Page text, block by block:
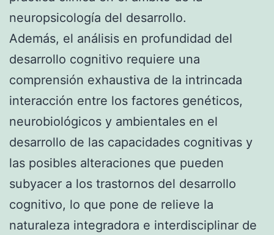
neuropsicología del desarrollo.
Además, el análisis en profundidad del
desarrollo cognitivo requiere una
comprensión exhaustiva de la intrincada
interacción entre los factores genéticos,
neurobiológicos y ambientales en el
desarrollo de las capacidades cognitivas y
las posibles alteraciones que pueden
subyacer a los trastornos del desarrollo
cognitivo, lo que pone de relieve la
naturaleza integradora e interdisciplinar de